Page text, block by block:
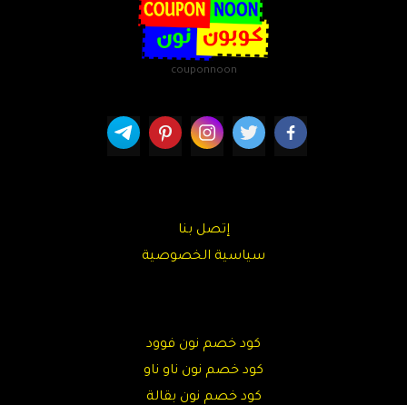
couponnoon
إتصل بنا
سياسية الخصوصية
كود خصم نون فوود
كود خصم نون ناو ناو
كود خصم نون بقالة